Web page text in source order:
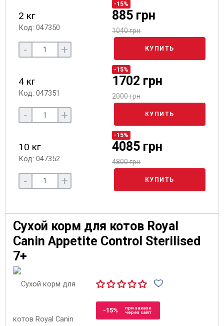
2 кг
Код: 047350
-15%
885 грн
1040 грн
- + КУПИТЬ
4 кг
Код: 047351
-15%
1702 грн
2000 грн
- + КУПИТЬ
10 кг
Код: 047352
-15%
4085 грн
4800 грн
- + КУПИТЬ
Сухой корм для котов Royal
Canin Appetite Control Sterilised
7+
-15%
при заказе
через сайт